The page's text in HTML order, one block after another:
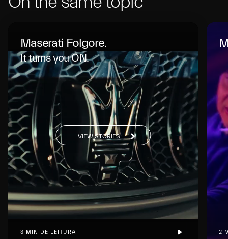
Maserati Folgore.
It turns you ON.
3 MIN DE LEITURA
VIEW STORIES
2